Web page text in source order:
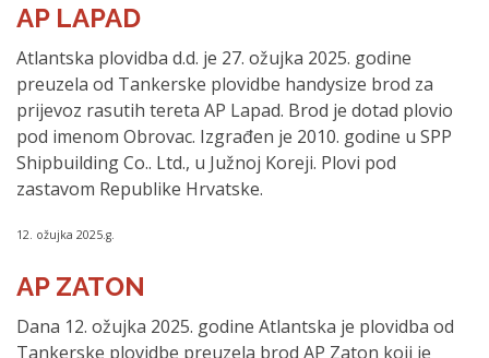
AP LAPAD
Atlantska plovidba d.d. je 27. ožujka 2025. godine
preuzela od Tankerske plovidbe handysize brod za
prijevoz rasutih tereta AP Lapad. Brod je dotad plovio
pod imenom Obrovac. Izgrađen je 2010. godine u SPP
Shipbuilding Co.. Ltd., u Južnoj Koreji. Plovi pod
zastavom Republike Hrvatske.
12. ožujka 2025.g.
AP ZATON
Dana 12. ožujka 2025. godine Atlantska je plovidba od
Tankerske plovidbe preuzela brod AP Zaton koji je